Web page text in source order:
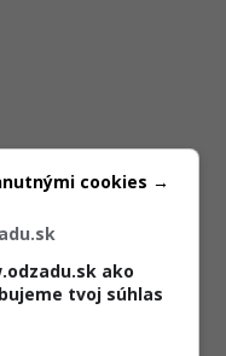
ako
tvoj súhlas
cookies →